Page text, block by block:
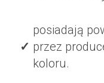
posiadają
przez
koloru.